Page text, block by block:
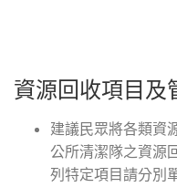
資源回收項目及
建議民眾將各類資
公所清潔隊之資源
列特定項目請分別